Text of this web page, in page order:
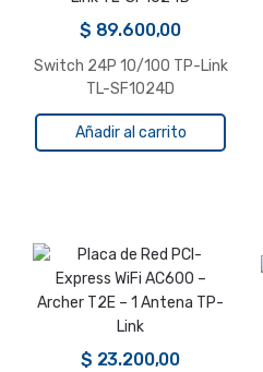
$ 89.600,00
Switch 24P 10/100 TP-Link
TL-SF1024D
Añadir al carrito
$ 23.200,00